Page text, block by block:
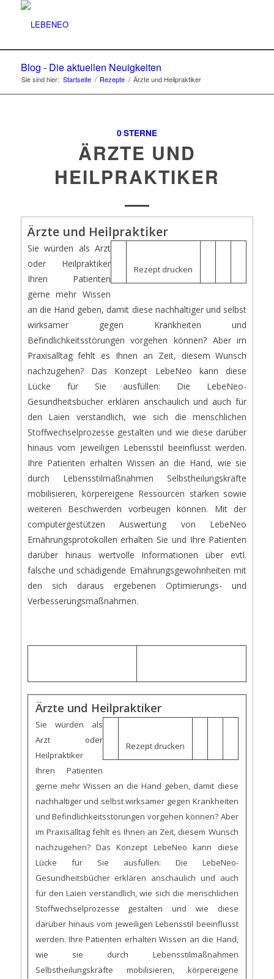
Blog - Die aktuellen Neuigkeiten
Sie sind hier: Startseite / Rezepte / Ärzte und Heilpraktiker
0 STERNE
ÄRZTE UND
HEILPRAKTIKER
Ärzte und Heilpraktiker
Rezept drucken
Sie würden als Arzt
oder Heilpraktiker
Ihren Patienten
gerne mehr Wissen
an die Hand geben, damit diese nachhaltiger und selbst
wirksamer gegen Krankheiten und
Befindlichkeitsstörungen vorgehen können? Aber im
Praxisalltag fehlt es Ihnen an Zeit, diesem Wunsch
nachzugehen? Das Konzept LebeNeo kann diese
Lücke für Sie ausfüllen: Die LebeNeo-
Gesundheitsbücher erklären anschaulich und auch für
den Laien verständlich, wie sich die menschlichen
Stoffwechselprozesse gestalten und wie diese darüber
hinaus vom jeweiligen Lebensstil beeinflusst werden.
Ihre Patienten erhalten Wissen an die Hand, wie sie
durch Lebensstilmaßnahmen Selbstheilungskräfte
mobilisieren, körpereigene Ressourcen stärken sowie
weiteren Beschwerden vorbeugen können. Mit der
computergestützen Auswertung von LebeNeo
Ernährungsprotokollen erhalten Sie und Ihre Patienten
darüber hinaus wertvolle Informationen über evtl.
falsche und schädigende Ernährungsgewohnheiten mit
den sich daraus ergebenen Optimierungs- und
Verbesserungsmaßnahmen.
Ärzte und Heilpraktiker
Rezept drucken
Sie würden als
Arzt oder
Heilpraktiker
Ihren Patienten
gerne mehr Wissen an die Hand geben, damit diese
nachhaltiger und selbst wirksamer gegen Krankheiten
und Befindlichkeitsstörungen vorgehen können? Aber
im Praxisalltag fehlt es Ihnen an Zeit, diesem Wunsch
nachzugehen? Das Konzept LebeNeo kann diese
Lücke für Sie ausfüllen: Die LebeNeo-
Gesundheitsbücher erklären anschaulich und auch
für den Laien verständlich, wie sich die menschlichen
Stoffwechselprozesse gestalten und wie diese
darüber hinaus vom jeweiligen Lebensstil beeinflusst
werden. Ihre Patienten erhalten Wissen an die Hand,
wie sie durch Lebensstilmaßnahmen
Selbstheilungskräfte mobilisieren, körpereigene